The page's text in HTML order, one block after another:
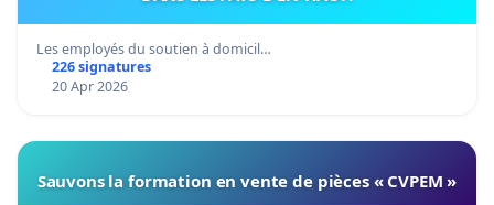
Les employés du soutien à domicil…
226 signatures
20 Apr 2026
Sauvons la formation en vente de pièces « CVPEM »